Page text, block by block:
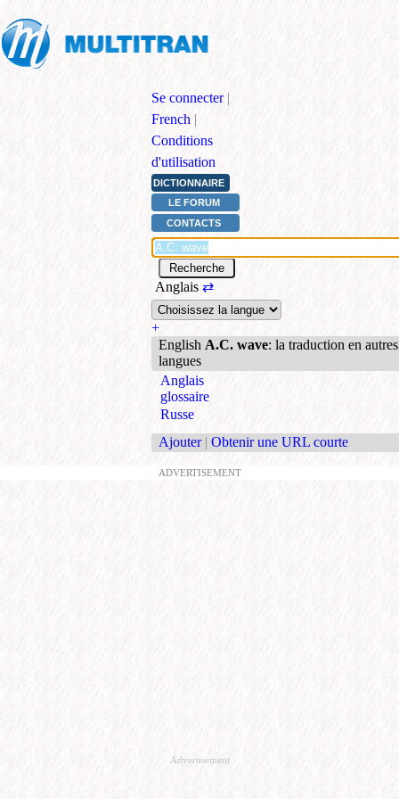
Se connecter |
French |
Conditions
d'utilisation
DICTIONNAIRE
LE FORUM
CONTACTS
Anglais ⇄
+
English A.C. wave: la traduction en autres
langues
Anglais
glossaire
Russe
Ajouter | Obtenir une URL courte
ADVERTISEMENT
Advertisement